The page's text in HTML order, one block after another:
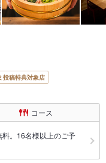
投稿特典対象店
コース
料。16名様以上のご予